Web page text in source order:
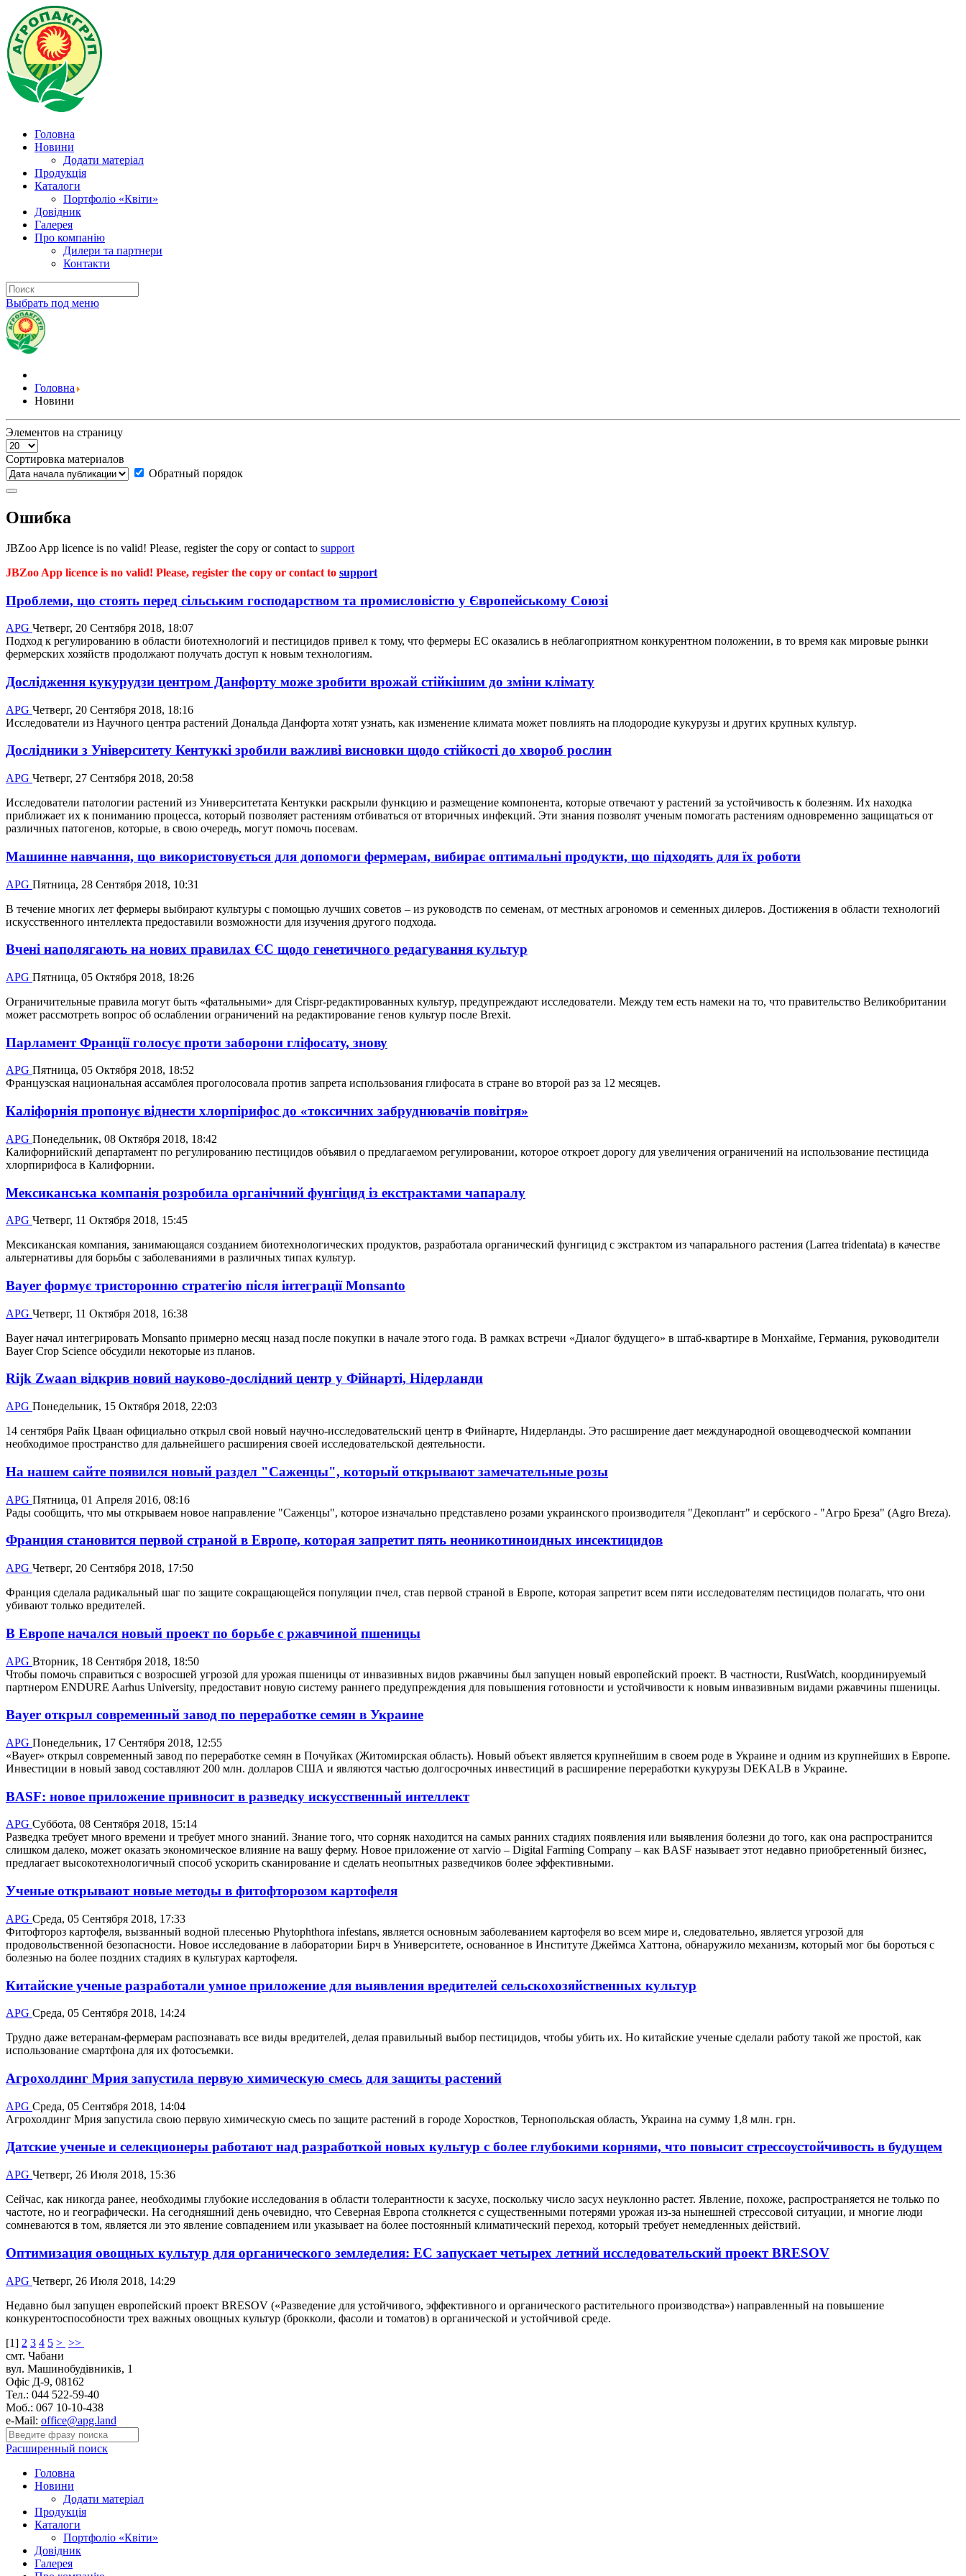
Головна
Новини
Додати матеріал
Продукція
Каталоги
Портфоліо «Квіти»
Довідник
Галерея
Про компанію
Дилери та партнери
Контакти
Выбрать под меню
Головна
Новини
Элементов на страницу
Сортировка материалов
Обратный порядок
Ошибка
JBZoo App licence is no valid! Please, register the copy or contact to support
JBZoo App licence is no valid! Please, register the copy or contact to support
Проблеми, що стоять перед сільським господарством та промисловістю у Європейському Союзі
APG Четверг, 20 Сентября 2018, 18:07
Подход к регулированию в области биотехнологий и пестицидов привел к тому, что фермеры ЕС оказались в неблагоприятном конкурентном положении, в то время как мировые рынки
фермерских хозяйств продолжают получать доступ к новым технологиям.
Дослідження кукурудзи центром Данфорту може зробити врожай стійкішим до зміни клімату
APG Четверг, 20 Сентября 2018, 18:16
Исследователи из Научного центра растений Дональда Данфорта хотят узнать, как изменение климата может повлиять на плодородие кукурузы и других крупных культур.
Дослідники з Університету Кентуккі зробили важливі висновки щодо стійкості до хвороб рослин
APG Четверг, 27 Сентября 2018, 20:58
Исследователи патологии растений из Университетата Кентукки раскрыли функцию и размещение компонента, которые отвечают у растений за устойчивость к болезням. Их находка
приближает их к пониманию процесса, который позволяет растениям отбиваться от вторичных инфекций. Эти знания позволят ученым помогать растениям одновременно защищаться от
различных патогенов, которые, в свою очередь, могут помочь посевам.
Машинне навчання, що використовується для допомоги фермерам, вибирає оптимальні продукти, що підходять для їх роботи
APG Пятница, 28 Сентября 2018, 10:31
В течение многих лет фермеры выбирают культуры с помощью лучших советов – из руководств по семенам, от местных агрономов и семенных дилеров. Достижения в области технологий
искусственного интеллекта предоставили возможности для изучения другого подхода.
Вчені наполягають на нових правилах ЄС щодо генетичного редагування культур
APG Пятница, 05 Октября 2018, 18:26
Ограничительные правила могут быть «фатальными» для Crispr-редактированных культур, предупреждают исследователи. Между тем есть намеки на то, что правительство Великобритании
может рассмотреть вопрос об ослаблении ограничений на редактирование генов культур после Brexit.
Парламент Франції голосує проти заборони гліфосату, знову
APG Пятница, 05 Октября 2018, 18:52
Французская национальная ассамблея проголосовала против запрета использования глифосата в стране во второй раз за 12 месяцев.
Каліфорнія пропонує віднести хлорпірифос до «токсичних забруднювачів повітря»
APG Понедельник, 08 Октября 2018, 18:42
Калифорнийский департамент по регулированию пестицидов объявил о предлагаемом регулировании, которое откроет дорогу для увеличения ограничений на использование пестицида
хлорпирифоса в Калифорнии.
Мексиканська компанія розробила органічний фунгіцид із екстрактами чапаралу
APG Четверг, 11 Октября 2018, 15:45
Мексиканская компания, занимающаяся созданием биотехнологических продуктов, разработала органический фунгицид с экстрактом из чапарального растения (Larrea tridentata) в качестве
альтернативы для борьбы с заболеваниями в различных типах культур.
Bayer формує тристоронню стратегію після інтеграції Monsanto
APG Четверг, 11 Октября 2018, 16:38
Bayer начал интегрировать Monsanto примерно месяц назад после покупки в начале этого года. В рамках встречи «Диалог будущего» в штаб-квартире в Монхайме, Германия, руководители
Bayer Crop Science обсудили некоторые из планов.
Rijk Zwaan відкрив новий науково-дослідний центр у Фійнарті, Нідерланди
APG Понедельник, 15 Октября 2018, 22:03
14 сентября Райк Цваан официально открыл свой новый научно-исследовательский центр в Фийнарте, Нидерланды. Это расширение дает международной овощеводческой компании
необходимое пространство для дальнейшего расширения своей исследовательской деятельности.
На нашем сайте появился новый раздел "Саженцы", который открывают замечательные розы
APG Пятница, 01 Апреля 2016, 08:16
Рады сообщить, что мы открываем новое направление "Саженцы", которое изначально представлено розами украинского производителя "Декоплант" и сербского - "Агро Бреза" (Agro Breza).
Франция становится первой страной в Европе, которая запретит пять неоникотиноидных инсектицидов
APG Четверг, 20 Сентября 2018, 17:50
Франция сделала радикальный шаг по защите сокращающейся популяции пчел, став первой страной в Европе, которая запретит всем пяти исследователям пестицидов полагать, что они
убивают только вредителей.
В Европе начался новый проект по борьбе с ржавчиной пшеницы
APG Вторник, 18 Сентября 2018, 18:50
Чтобы помочь справиться с возросшей угрозой для урожая пшеницы от инвазивных видов ржавчины был запущен новый европейский проект. В частности, RustWatch, координируемый
партнером ENDURE Aarhus University, предоставит новую систему раннего предупреждения для повышения готовности и устойчивости к новым инвазивным видами ржавчины пшеницы.
Bayer открыл современный завод по переработке семян в Украине
APG Понедельник, 17 Сентября 2018, 12:55
«Bayer» открыл современный завод по переработке семян в Почуйках (Житомирская область). Новый объект является крупнейшим в своем роде в Украине и одним из крупнейших в Европе.
Инвестиции в новый завод составляют 200 млн. долларов США и являются частью долгосрочных инвестиций в расширение переработки кукурузы DEKALB в Украине.
BASF: новое приложение привносит в разведку искусственный интеллект
APG Суббота, 08 Сентября 2018, 15:14
Разведка требует много времени и требует много знаний. Знание того, что сорняк находится на самых ранних стадиях появления или выявления болезни до того, как она распространится
слишком далеко, может оказать экономическое влияние на вашу ферму. Новое приложение от xarvio – Digital Farming Company – как BASF называет этот недавно приобретенный бизнес,
предлагает высокотехнологичный способ ускорить сканирование и сделать неопытных разведчиков более эффективными.
Ученые открывают новые методы в фитофторозом картофеля
APG Среда, 05 Сентября 2018, 17:33
Фитофтороз картофеля, вызванный водной плесенью Phytophthora infestans, является основным заболеванием картофеля во всем мире и, следовательно, является угрозой для
продовольственной безопасности. Новое исследование в лаборатории Бирч в Университете, основанное в Институте Джеймса Хаттона, обнаружило механизм, который мог бы бороться с
болезнью на более поздних стадиях в культурах картофеля.
Китайские ученые разработали умное приложение для выявления вредителей сельскохозяйственных культур
APG Среда, 05 Сентября 2018, 14:24
Трудно даже ветеранам-фермерам распознавать все виды вредителей, делая правильный выбор пестицидов, чтобы убить их. Но китайские ученые сделали работу такой же простой, как
использование смартфона для их фотосъемки.
Агрохолдинг Мрия запустила первую химическую смесь для защиты растений
APG Среда, 05 Сентября 2018, 14:04
Агрохолдинг Мрия запустила свою первую химическую смесь по защите растений в городе Хоростков, Тернопольская область, Украина на сумму 1,8 млн. грн.
Датские ученые и селекционеры работают над разработкой новых культур с более глубокими корнями, что повысит стрессоустойчивость в будущем
APG Четверг, 26 Июля 2018, 15:36
Сейчас, как никогда ранее, необходимы глубокие исследования в области толерантности к засухе, поскольку число засух неуклонно растет. Явление, похоже, распространяется не только по
частоте, но и географически. На сегодняшний день очевидно, что Северная Европа столкнется с существенными потерями урожая из-за нынешней стрессовой ситуации, и многие люди
сомневаются в том, является ли это явление совпадением или указывает на более постоянный климатический переход, который требует немедленных действий.
Оптимизация овощных культур для органического земледелия: ЕС запускает четырех летний исследовательский проект BRESOV
APG Четверг, 26 Июля 2018, 14:29
Недавно был запущен европейский проект BRESOV («Разведение для устойчивого, эффективного и органического растительного производства») направленный на повышение
конкурентоспособности трех важных овощных культур (брокколи, фасоли и томатов) в органической и устойчивой среде.
[1] 2 3 4 5 > >>
смт. Чабани
вул. Машинобудівників, 1
Офіс Д-9, 08162
Тел.: 044 522-59-40
Моб.: 067 10-10-438
e-Mail: office@apg.land
Расширенный поиск
Головна
Новини
Додати матеріал
Продукція
Каталоги
Портфоліо «Квіти»
Довідник
Галерея